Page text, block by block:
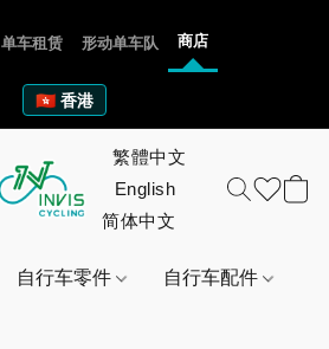
单车租赁 形动单车队 商店
🇭🇰 香港
自行车零件 自行车配件